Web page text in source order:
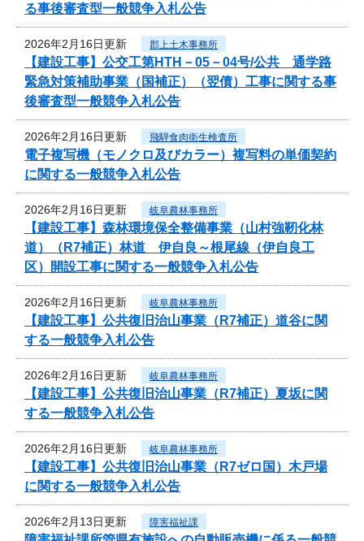
る事後審査型一般競争入札公告
2026年2月16日更新 郡上土木事務所
【建設工事】公交工第HTH－05－04号/公共 通学路
緊急対策補助事業（国補正）（翌債）工事に関する事
後審査型一般競争入札公告
2026年2月16日更新 飛騨食肉衛生検査所
電子複写機（モノクロ及びカラー）複写料の単価契約
に関する一般競争入札公告
2026年2月16日更新 岐阜農林事務所
【建設工事】森林環境保全整備事業（山村強靭化林
道）（R7補正）林道 伊自良～根尾線（伊自良工
区）開設工事に関する一般競争入札公告
2026年2月16日更新 岐阜農林事務所
【建設工事】公共復旧治山事業（R7補正）道谷に関
する一般競争入札公告
2026年2月16日更新 岐阜農林事務所
【建設工事】公共復旧治山事業（R7補正）夏坂に関
する一般競争入札公告
2026年2月16日更新 岐阜農林事務所
【建設工事】公共復旧治山事業（R7ゼロ国）木戸場
に関する一般競争入札公告
2026年2月13日更新 障害福祉課